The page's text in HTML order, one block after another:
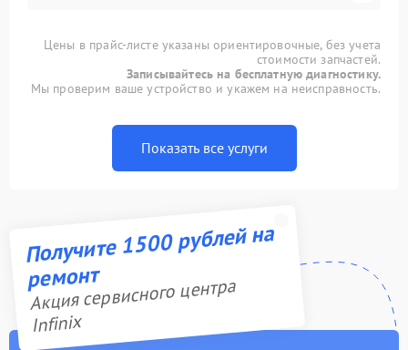
Цены в прайс-листе указаны ориентировочные, без учета
стоимости запчастей.
Записывайтесь на бесплатную диагностику.
Мы проверим ваше устройство и укажем на неисправность.
Показать все услуги
Получите 1500 рублей на
ремонт
Акция сервисного центра
Infinix